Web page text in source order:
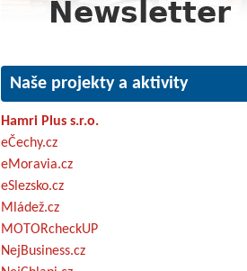
Naše projekty a aktivity
Hamri Plus s.r.o.
eČechy.cz
eMoravia.cz
eSlezsko.cz
Mládež.cz
MOTORcheckUP
NejBusiness.cz